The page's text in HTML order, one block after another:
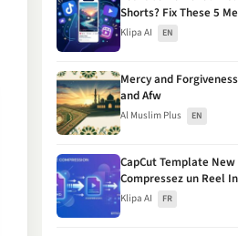
Shorts? Fix These 5
Klipa AI EN
Mercy and
and Afw
Al Muslim Plus EN
CapCut Template
Compressez un Reel
Klipa AI FR